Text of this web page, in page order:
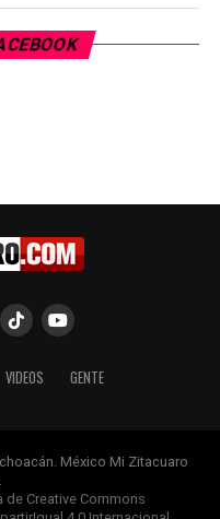
VIDEOS GENTE
México Mi Zitacuaro
de Creative Commons